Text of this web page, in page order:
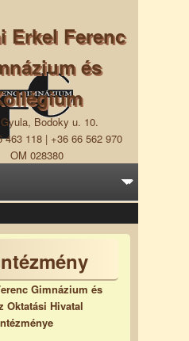
Erkel Ferenc
és
Bodoky u. 10.
463 118 | +36 66 562 970
OM 028380
Gimnázium és
Oktatási Hivatal